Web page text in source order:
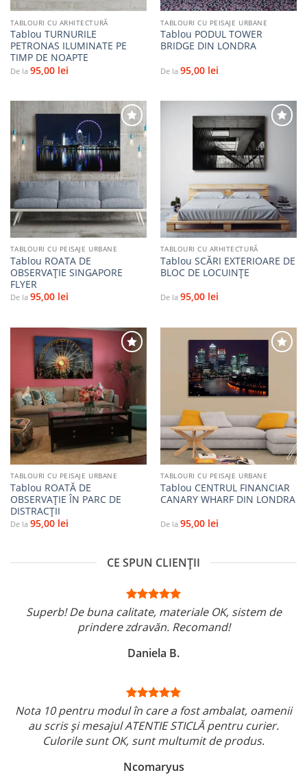
TABLOURI CU ARHITECTURĂ
Tablou TURNURILE
PETRONAS ILUMINATE PE
TIMP DE NOAPTE
De la 95,00 lei
TABLOURI CU PEISAJE URBANE
Tablou PODUL TOWER
BRIDGE DIN LONDRA
De la 95,00 lei
Adaugă
favorite
TABLOURI CU PEISAJE URBANE
Tablou ROATA DE
OBSERVAȚIE SINGAPORE
FLYER
De la 95,00 lei
Adaugă
TABLOURI CU ARHITECTURĂ
Tablou SCĂRI EXTERIOARE DE
BLOC DE LOCUINȚE
De la 95,00 lei
Adaugă
favorite
TABLOURI CU PEISAJE URBANE
Tablou ROATĂ DE
OBSERVAȚIE ÎN PARC DE
DISTRACȚII
De la 95,00 lei
Adaugă
TABLOURI CU PEISAJE URBANE
Tablou CENTRUL FINANCIAR
CANARY WHARF DIN LONDRA
De la 95,00 lei
CE SPUN CLIENȚII
Superb! De buna calitate, materiale OK, sistem de
prindere zdravăn. Recomand!
Daniela B.
Nota 10 pentru modul în care a fost ambalat, oamenii
au scris și mesajul ATENTIE STICLĂ pentru curier.
Culorile sunt OK, sunt multumit de produs.
Ncomaryus